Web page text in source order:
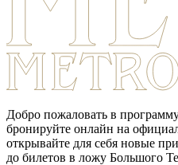
Добро пожаловать в
бронируйте онлайн на
открывайте для себя новые
до билетов в ложу Большого